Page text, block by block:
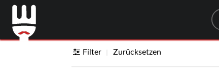
Filter Zurücksetzen